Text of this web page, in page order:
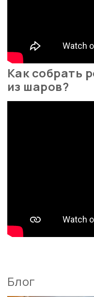
Как собрать
из шаров?
Блог